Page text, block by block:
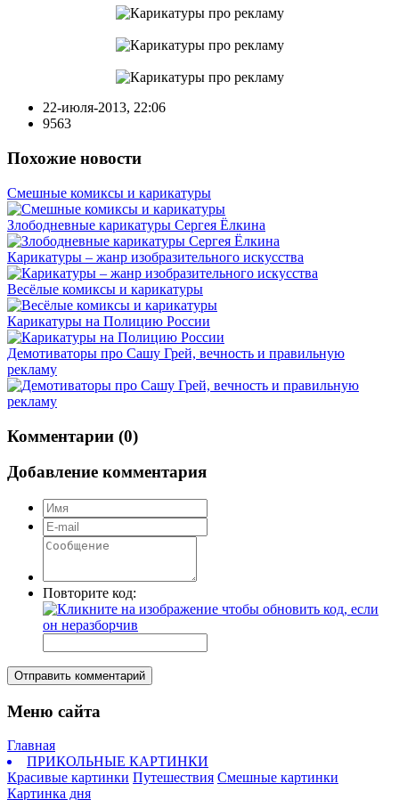
22-июля-2013, 22:06
9563
Похожие новости
Смешные комиксы и карикатуры
Злободневные карикатуры Сергея Ёлкина
Карикатуры – жанр изобразительного искусства
Весёлые комиксы и карикатуры
Карикатуры на Полицию России
Демотиваторы про Сашу Грей, вечность и правильную
рекламу
Комментарии (0)
Добавление комментария
Повторите код:
Отправить комментарий
Меню сайта
Главная
ПРИКОЛЬНЫЕ КАРТИНКИ
Красивые картинки Путешествия Смешные картинки
Картинка дня